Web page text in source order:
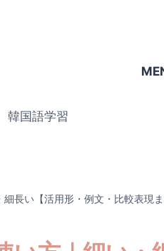
韓国語学習
長い【活用形・例文・比較表現ま